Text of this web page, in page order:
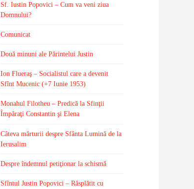
Sf. Iustin Popovici – Cum va veni ziua
Domnului?
Comunicat
Două minuni ale Părintelui Justin
Ion Flueraş – Socialistul care a devenit
Sfînt Mucenic (+7 Iunie 1953)
Monahul Filotheu – Predică la Sfinţii
Împăraţi Constantin şi Elena
Câteva mărturii despre Sfânta Lumină de la
Ierusalim
Despre îndemnul petiţionar la schismă
Sfîntul Justin Popovici – Răsplătit cu